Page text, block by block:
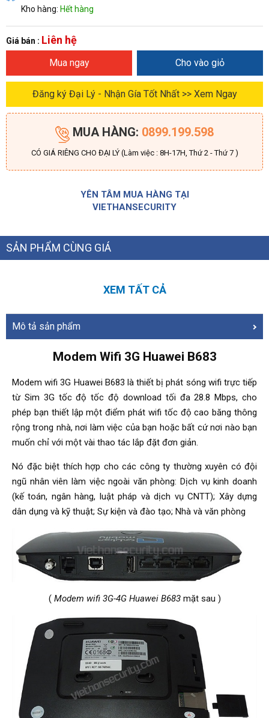
Kho hàng: Hết hàng
Giá bán : Liên hệ
Mua ngay Cho vào giỏ
Đăng ký Đại Lý - Nhận Gía Tốt Nhất >> Xem Ngay
MUA HÀNG: 0899.199.598
CÓ GIÁ RIÊNG CHO ĐẠI LÝ (Làm việc : 8H-17H, Thứ 2 - Thứ 7 )
YÊN TÂM MUA HÀNG TẠI
VIETHANSECURITY
SẢN PHẨM CÙNG GIÁ
XEM TẤT CẢ
Mô tả sản phẩm
Modem Wifi 3G Huawei B683
Modem wifi 3G Huawei B683 là thiết bị phát sóng wifi trực tiếp
từ Sim 3G tốc độ tốc độ download tối đa 28.8 Mbps, cho
phép bạn thiết lập một điểm phát wifi tốc độ cao băng thông
rộng trong nhà, nơi làm việc của bạn hoặc bất cứ nơi nào bạn
muốn chỉ với một vài thao tác lắp đặt đơn giản.
Nó đặc biệt thích hợp cho các công ty thường xuyên có đội
ngũ nhân viên làm việc ngoài văn phòng: Dịch vụ kinh doanh
(kế toán, ngân hàng, luật pháp và dịch vụ CNTT); Xây dựng
dân dụng và kỹ thuật; Sự kiện và đào tạo; Nhà và văn phòng
( Modem wifi 3G-4G Huawei B683mặt sau )